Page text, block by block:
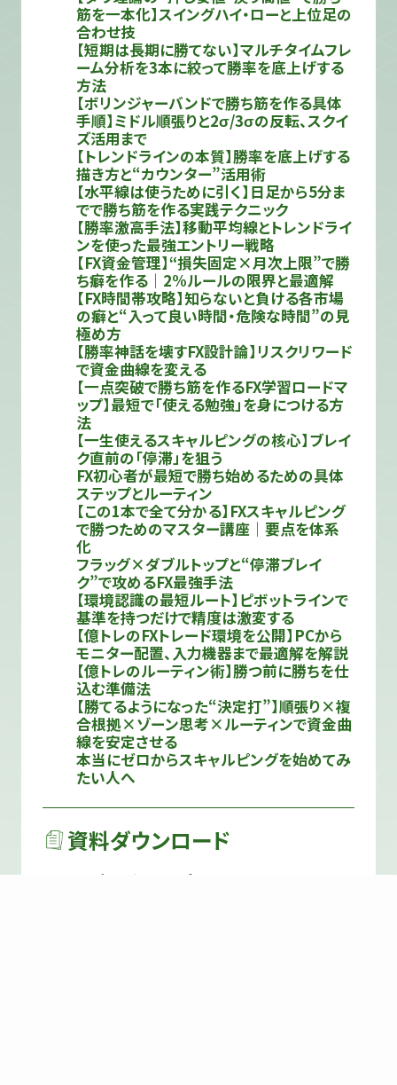
筋を一本化】スイングハイ・ローと上位足の
合わせ技
【短期は長期に勝てない】マルチタイムフレ
ーム分析を3本に絞って勝率を底上げする
方法
【ボリンジャーバンドで勝ち筋を作る具体
手順】ミドル順張りと2σ/3σの反転、スクイ
ズ活用まで
【トレンドラインの本質】勝率を底上げする
描き方と“カウンター”活用術
【水平線は使うために引く】日足から5分ま
でで勝ち筋を作る実践テクニック
【勝率激高手法】移動平均線とトレンドライ
ンを使った最強エントリー戦略
【FX資金管理】“損失固定×月次上限”で勝
ち癖を作る｜2%ルールの限界と最適解
【FX時間帯攻略】知らないと負ける各市場
の癖と“入って良い時間・危険な時間”の見
極め方
【勝率神話を壊すFX設計論】リスクリワード
で資金曲線を変える
【一点突破で勝ち筋を作るFX学習ロードマ
ップ】最短で「使える勉強」を身につける方
法
【一生使えるスキャルピングの核心】ブレイ
ク直前の「停滞」を狙う
FX初心者が最短で勝ち始めるための具体
ステップとルーティン
【この1本で全て分かる】FXスキャルピング
で勝つためのマスター講座｜要点を体系
化
フラッグ×ダブルトップと“停滞ブレイ
ク”で攻めるFX最強手法
【環境認識の最短ルート】ピボットラインで
基準を持つだけで精度は激変する
【億トレのFXトレード環境を公開】PCから
モニター配置、入力機器まで最適解を解説
【億トレのルーティン術】勝つ前に勝ちを仕
込む準備法
【勝てるようになった“決定打”】順張り×複
合根拠×ゾーン思考×ルーティンで資金曲
線を安定させる
本当にゼロからスキャルピングを始めてみ
たい人へ
資料ダウンロード
TVホワイトペーパー